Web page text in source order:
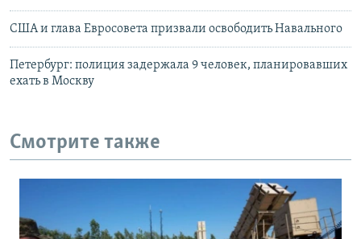
США и глава Евросовета призвали освободить Навального
Петербург: полиция задержала 9 человек, планировавших
ехать в Москву
Смотрите также